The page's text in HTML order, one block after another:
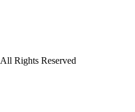
Rights Reserved